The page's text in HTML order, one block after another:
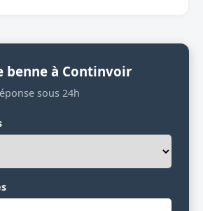
benne à Continvoir
sous 24h